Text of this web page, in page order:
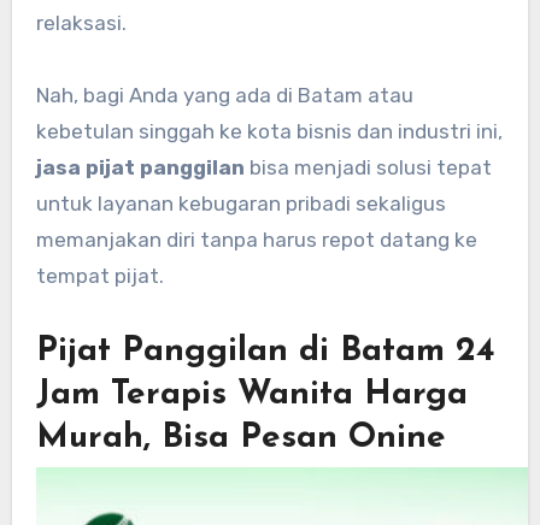
relaksasi.
Nah, bagi Anda yang ada di Batam atau
kebetulan singgah ke kota bisnis dan industri ini,
jasa pijat panggilan bisa menjadi solusi tepat
untuk layanan kebugaran pribadi sekaligus
memanjakan diri tanpa harus repot datang ke
tempat pijat.
Pijat Panggilan di Batam 24
Jam Terapis Wanita Harga
Murah, Bisa Pesan Onine